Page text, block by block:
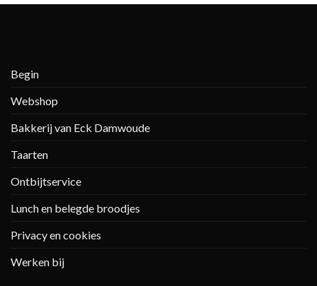
Begin
Webshop
Bakkerij van Eck Damwoude
Taarten
Ontbijtservice
Lunch en belegde broodjes
Privacy en cookies
Werken bij